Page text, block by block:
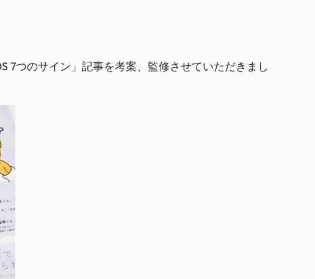
7つのサイン」記事を考案、監修させていただきまし